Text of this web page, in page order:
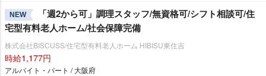
NEW
「週2から可」調理スタッフ/無資格可/シフト相談可/住
宅型有料老人ホーム/社会保障完備
株式会社BISCUSS/住宅型有料老人ホーム HIBISU東住吉
時給1,177円
アルバイト・パート / 大阪府